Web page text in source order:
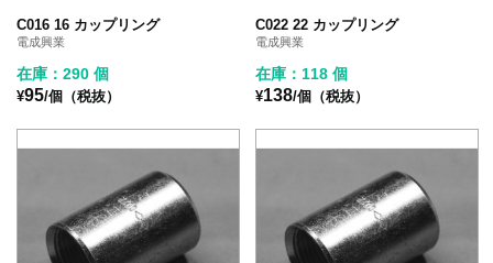
C016 16 カップリング
電成興業
在庫：290 個
¥95/個（税抜）
C022 22 カップリング
電成興業
在庫：118 個
¥138/個（税抜）